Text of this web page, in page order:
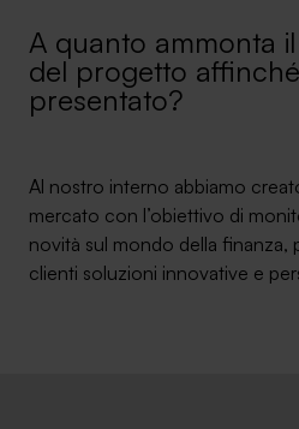
News ed eventi
Ambassador
Contatti
A quanto ammonta
del progetto
presentato?
Al nostro interno abbiamo
mercato con l’obiettivo di
novità sul mondo della finanza,
clienti soluzioni innovative e